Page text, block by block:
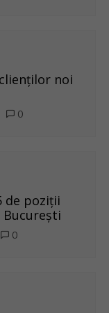
noi
0
de poziții
0